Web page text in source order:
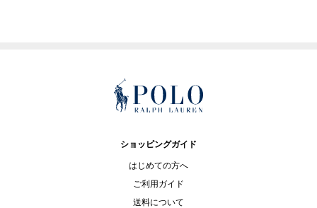
ショッピングガイド
はじめての方へ
ご利用ガイド
送料について